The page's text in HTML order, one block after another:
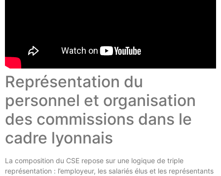
Représentation du
personnel et organisation
des commissions dans le
cadre lyonnais
La composition du CSE repose sur une logique de triple
représentation : l’employeur, les salariés élus et les représentants